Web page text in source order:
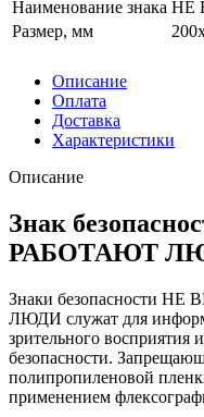
Наименование знака НЕ
Размер, мм
Описание
Оплата
Доставка
Характеристики
Описание
Знак
РАБОТАЮТ
Знаки безопасности
ЛЮДИ служат для
зрительного восприятия
безопасности.
полипропиленовой
применением